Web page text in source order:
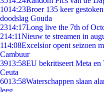
1014:23Broer 135 keer
doodslag Gouda
2314:17Long live the 7th of
214:11Nieuw te streamen in
114:08Excelsior opent seizoen
Cambuur
3913:58EU bekritiseert Meta
Ceuta
6013:58Waterschappen slaan
leeg